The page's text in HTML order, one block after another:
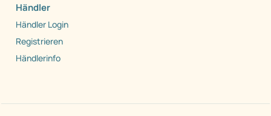
Händler
Händler Login
Registrieren
Händlerinfo